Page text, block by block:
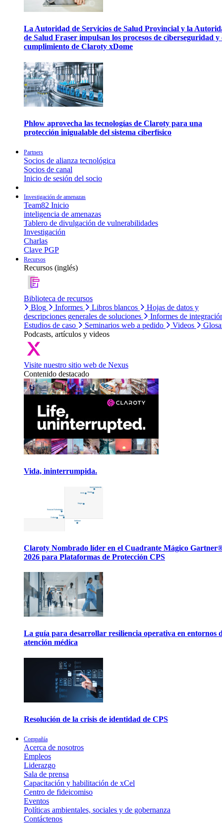
La Autoridad de Servicios de Salud Provincial y la
de Salud Fraser impulsan los procesos de ciberseguridad y
cumplimiento de Claroty xDome
Phlow aprovecha las tecnologías de Claroty para una
protección inigualable del sistema ciberfísico
Partners
Socios de alianza tecnológica
Socios de canal
Inicio de sesión del socio
Investigación de amenazas
Team82 Inicio
inteligencia de amenazas
Tablero de divulgación de vulnerabilidades
Investigación
Charlas
Clave PGP
Recursos
Recursos (inglés)
Biblioteca de recursos
Blog
Informes Libros blancos
Hojas de datos y
descripciones generales de soluciones
Informes de
Estudios de caso
Seminarios web a pedido Videos
Podcasts, artículos y videos
Visite nuestro sitio web de Nexus
Contenido destacado
Vida, ininterrumpida.
Claroty Nombrado líder en el Cuadrante Mágico
2026 para Plataformas de Protección CPS
La guía para desarrollar resiliencia operativa en entornos
atención médica
Resolución de la crisis de identidad de CPS
Compañía
Acerca de nosotros
Empleos
Liderazgo
Sala de prensa
Capacitación y habilitación de xCel
Centro de fideicomiso
Eventos
Políticas ambientales, sociales y de gobernanza
Contáctenos